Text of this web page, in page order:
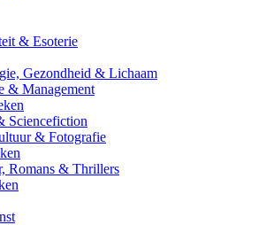
& Esoterie
Gezondheid & Lichaam
& Management
Sciencefiction
& Fotografie
Romans & Thrillers